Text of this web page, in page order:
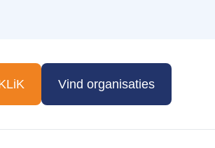
Vind organisaties